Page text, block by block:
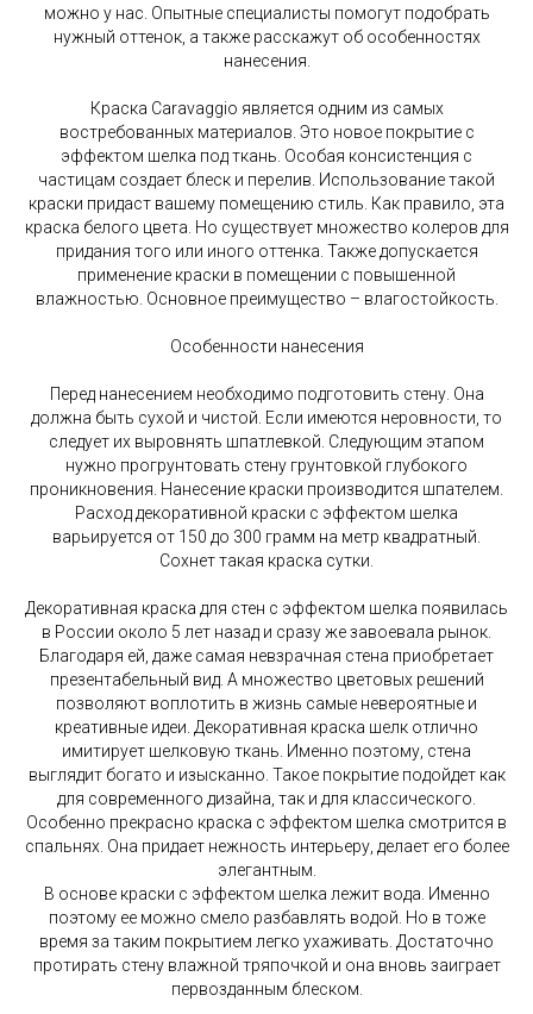
можно у нас. Опытные специалисты помогут подобрать
нужный оттенок, а также расскажут об особенностях
нанесения.
Краска Caravaggio является одним из самых
востребованных материалов. Это новое покрытие с
эффектом шелка под ткань. Особая консистенция с
частицам создает блеск и перелив. Использование такой
краски придаст вашему помещению стиль. Как правило, эта
краска белого цвета. Но существует множество колеров для
придания того или иного оттенка. Также допускается
применение краски в помещении с повышенной
влажностью. Основное преимущество – влагостойкость.
Особенности нанесения
Перед нанесением необходимо подготовить стену. Она
должна быть сухой и чистой. Если имеются неровности, то
следует их выровнять шпатлевкой. Следующим этапом
нужно прогрунтовать стену грунтовкой глубокого
проникновения. Нанесение краски производится шпателем.
Расход декоративной краски с эффектом шелка
варьируется от 150 до 300 грамм на метр квадратный.
Сохнет такая краска сутки.
Декоративная краска для стен с эффектом шелка появилась
в России около 5 лет назад и сразу же завоевала рынок.
Благодаря ей, даже самая невзрачная стена приобретает
презентабельный вид. А множество цветовых решений
позволяют воплотить в жизнь самые невероятные и
креативные идеи. Декоративная краска шелк отлично
имитирует шелковую ткань. Именно поэтому, стена
выглядит богато и изысканно. Такое покрытие подойдет как
для современного дизайна, так и для классического.
Особенно прекрасно краска с эффектом шелка смотрится в
спальнях. Она придает нежность интерьеру, делает его более
элегантным.
В основе краски с эффектом шелка лежит вода. Именно
поэтому ее можно смело разбавлять водой. Но в тоже
время за таким покрытием легко ухаживать. Достаточно
протирать стену влажной тряпочкой и она вновь заиграет
первозданным блеском.